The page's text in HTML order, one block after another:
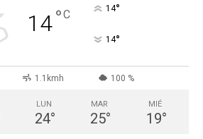
14°C 14°
14°
1.1kmh 100 %
LUN
24°
MAR
25°
MIÉ
19°